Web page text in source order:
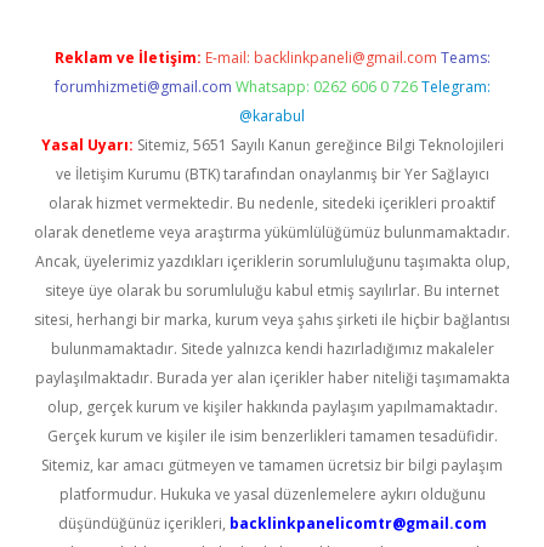
Reklam ve İletişim: E-mail: backlinkpaneli@gmail.com Teams:
forumhizmeti@gmail.com Whatsapp: 0262 606 0 726 Telegram:
@karabul
Yasal Uyarı: Sitemiz, 5651 Sayılı Kanun gereğince Bilgi Teknolojileri
ve İletişim Kurumu (BTK) tarafından onaylanmış bir Yer Sağlayıcı
olarak hizmet vermektedir. Bu nedenle, sitedeki içerikleri proaktif
olarak denetleme veya araştırma yükümlülüğümüz bulunmamaktadır.
Ancak, üyelerimiz yazdıkları içeriklerin sorumluluğunu taşımakta olup,
siteye üye olarak bu sorumluluğu kabul etmiş sayılırlar. Bu internet
sitesi, herhangi bir marka, kurum veya şahıs şirketi ile hiçbir bağlantısı
bulunmamaktadır. Sitede yalnızca kendi hazırladığımız makaleler
paylaşılmaktadır. Burada yer alan içerikler haber niteliği taşımamakta
olup, gerçek kurum ve kişiler hakkında paylaşım yapılmamaktadır.
Gerçek kurum ve kişiler ile isim benzerlikleri tamamen tesadüfidir.
Sitemiz, kar amacı gütmeyen ve tamamen ücretsiz bir bilgi paylaşım
platformudur. Hukuka ve yasal düzenlemelere aykırı olduğunu
düşündüğünüz içerikleri, backlinkpanelicomtr@gmail.com